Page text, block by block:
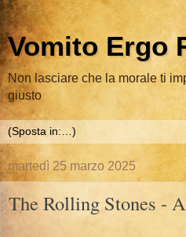
Vomito Ergo
Non lasciare che la morale ti
giusto
martedì 25 marzo 2025
The Rolling Stones -